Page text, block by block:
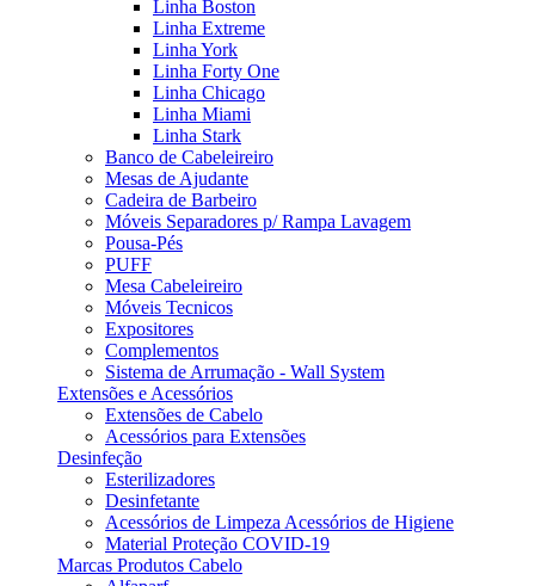
Linha Boston
Linha Extreme
Linha York
Linha Forty One
Linha Chicago
Linha Miami
Linha Stark
Banco de Cabeleireiro
Mesas de Ajudante
Cadeira de Barbeiro
Móveis Separadores p/ Rampa Lavagem
Pousa-Pés
PUFF
Mesa Cabeleireiro
Móveis Tecnicos
Expositores
Complementos
Sistema de Arrumação - Wall System
Extensões e Acessórios
Extensões de Cabelo
Acessórios para Extensões
Desinfeção
Esterilizadores
Desinfetante
Acessórios de Limpeza Acessórios de Higiene
Material Proteção COVID-19
Marcas Produtos Cabelo